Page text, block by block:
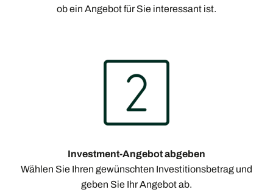
ob ein Angebot für Sie interessant ist.
Investment-Angebot abgeben
Wählen Sie Ihren gewünschten Investitionsbetrag und
geben Sie Ihr Angebot ab.